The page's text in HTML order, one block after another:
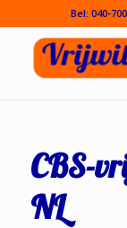
Bel: 040-
CBS-
NL